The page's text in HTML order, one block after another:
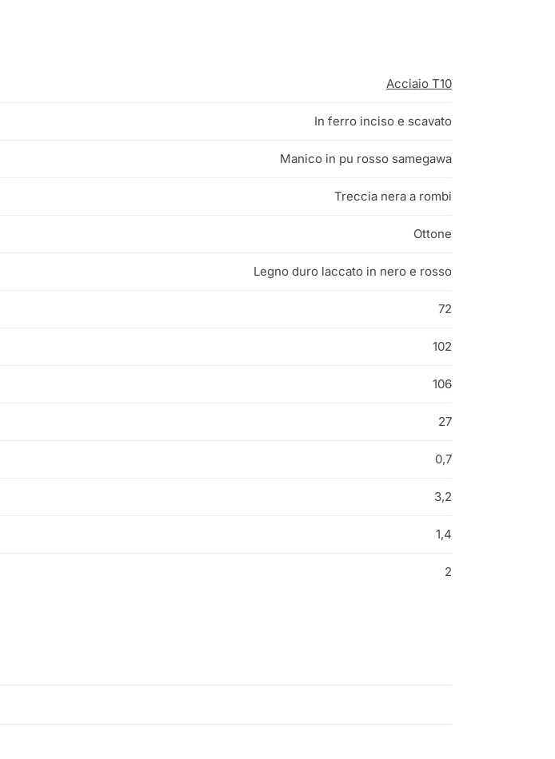
Acciaio T10
In ferro inciso e scavato
Manico in pu rosso samegawa
Treccia nera a rombi
Ottone
Legno duro laccato in nero e rosso
72
102
106
27
0,7
3,2
1,4
2